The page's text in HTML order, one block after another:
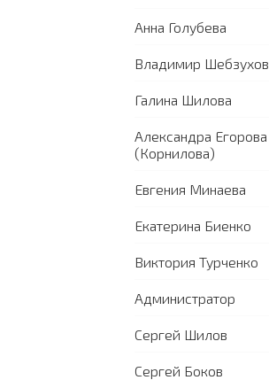
Анна Голубева
Владимир Шебзухов
Галина Шилова
Александра Егорова
(Корнилова)
Евгения Минаева
Екатерина Биенко
Виктория Турченко
Администратор
Сергей Шилов
Сергей Боков